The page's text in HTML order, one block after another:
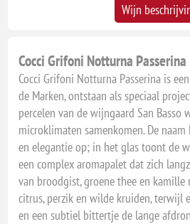
Wijn
Cocci Grifoni Notturna Passerina
Cocci Grifoni Notturna Passerina is
de Marken, ontstaan als speciaal
percelen van de wijngaard San Basso
microklimaten samenkomen. De
en elegantie op; in het glas toont de
een complex aromapalet dat zich
van broodgist, groene thee en kamille
citrus, perzik en wilde kruiden, terwijl
en een subtiel bittertje de lange